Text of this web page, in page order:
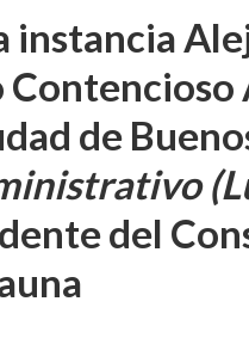
instancia
de
del